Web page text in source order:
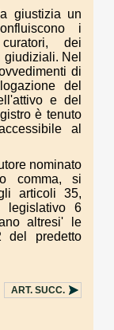
giustizia un
i
dei
Nel
di
del
e del
è tenuto
al
nominato
comma, si
articoli 35,
legislativo 6
altresi' le
del predetto
ART. SUCC.